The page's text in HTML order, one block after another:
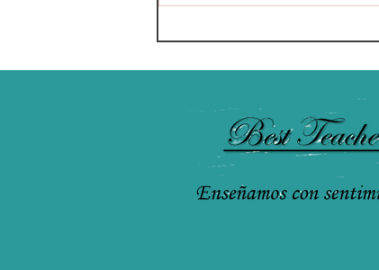
educativo: de la IA para
profesores a profesores IA